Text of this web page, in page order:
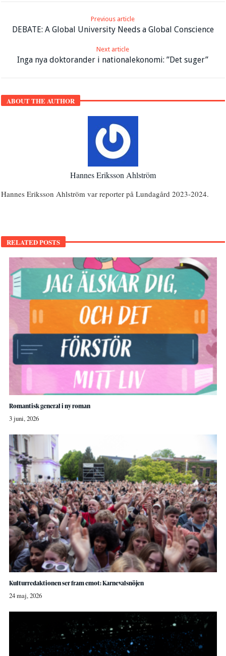
Previous article
DEBATE: A Global University Needs a Global Conscience
Next article
Inga nya doktorander i nationalekonomi: ”Det suger”
ABOUT THE AUTHOR
Hannes Eriksson Ahlström
Hannes Eriksson Ahlström var reporter på Lundagård 2023-2024.
RELATED POSTS
Romantisk general i ny roman
3 juni, 2026
Kulturredaktionen ser fram emot: Karnevalsnöjen
24 maj, 2026